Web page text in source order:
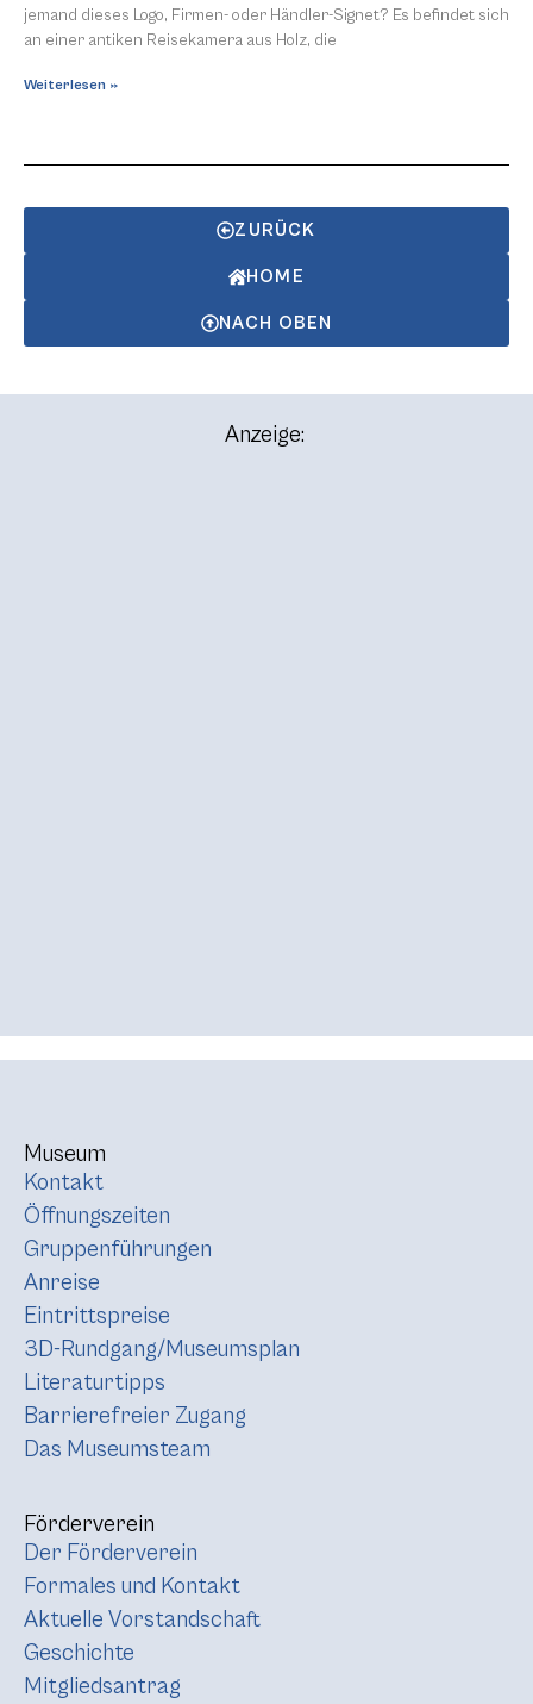
jemand dieses Logo, Firmen- oder Händler-Signet? Es befindet sich
an einer antiken Reisekamera aus Holz, die
Weiterlesen »
ZURÜCK
HOME
NACH OBEN
Anzeige:
Museum
Kontakt
Öffnungszeiten
Gruppenführungen
Anreise
Eintrittspreise
3D-Rundgang/Museumsplan
Literaturtipps
Barrierefreier Zugang
Das Museumsteam
Förderverein
Der Förderverein
Formales und Kontakt
Aktuelle Vorstandschaft
Geschichte
Mitgliedsantrag